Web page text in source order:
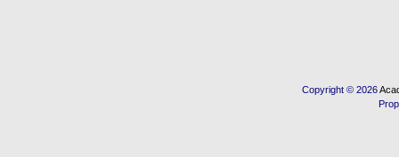
Copyright © 2026